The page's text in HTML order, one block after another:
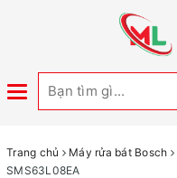
Toggle
Trang chủ Máy rửa bát Bosch
SMS63L08EA